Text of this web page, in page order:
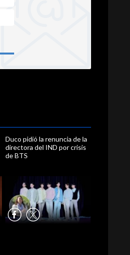
Duco pidió la renuncia de la
directora del IND por crisis
de BTS